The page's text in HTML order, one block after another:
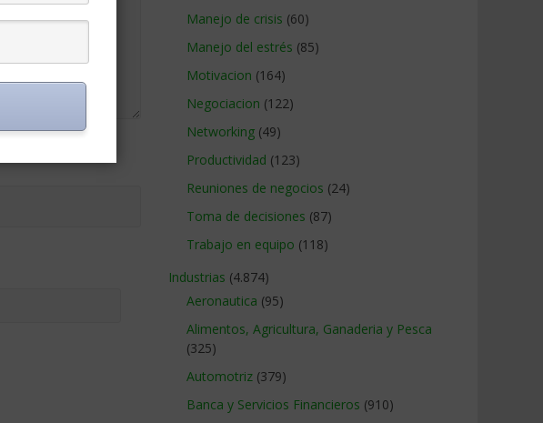
Manejo de crisis (60)
Manejo del estrés (85)
Motivacion (164)
Negociacion (122)
Networking (49)
Productividad (123)
Reuniones de negocios (24)
Toma de decisiones (87)
Trabajo en equipo (118)
Industrias (4.874)
Aeronautica (95)
Alimentos, Agricultura, Ganaderia y Pesca
(325)
Automotriz (379)
Banca y Servicios Financieros (910)